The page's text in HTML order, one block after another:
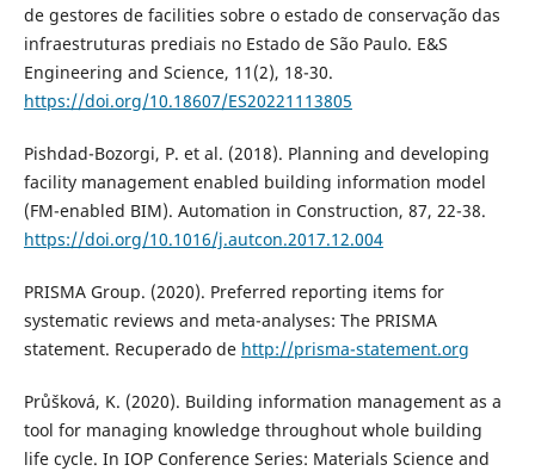
de gestores de facilities sobre o estado de conservação das
infraestruturas prediais no Estado de São Paulo. E&S
Engineering and Science, 11(2), 18-30.
https://doi.org/10.18607/ES20221113805
Pishdad-Bozorgi, P. et al. (2018). Planning and developing
facility management enabled building information model
(FM-enabled BIM). Automation in Construction, 87, 22-38.
https://doi.org/10.1016/j.autcon.2017.12.004
PRISMA Group. (2020). Preferred reporting items for
systematic reviews and meta-analyses: The PRISMA
statement. Recuperado de http://prisma-statement.org
Průšková, K. (2020). Building information management as a
tool for managing knowledge throughout whole building
life cycle. In IOP Conference Series: Materials Science and